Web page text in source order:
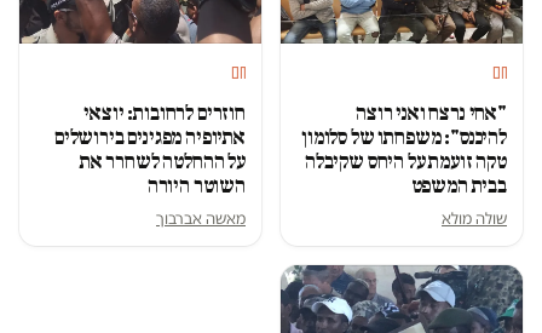
חם
"אחי נרצח ואני רוצה
להיכנס": משפחתו של סלומון
טקה זועמת על היחס שקיבלה
בבית המשפט
שולה מולא
חם
חוזרים לרחובות: יוצאי
אתיופיה מפגינים בירושלים
על ההחלטה לשחרר את
השוטר היורה
מאשה אברבוך